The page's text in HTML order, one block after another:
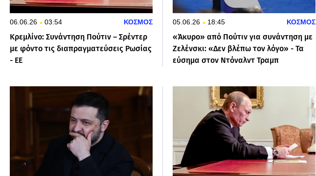
06.06.26 03:54 ΚΟΣΜΟΣ
Κρεμλίνο: Συνάντηση Πούτιν – Σρέντερ
με φόντο τις διαπραγματεύσεις Ρωσίας
- ΕΕ
05.06.26 18:45 ΚΟΣΜΟΣ
«Άκυρο» από Πούτιν για συνάντηση με
Ζελένσκι: «Δεν βλέπω τον λόγο» - Τα
εύσημα στον Ντόναλντ Τραμπ